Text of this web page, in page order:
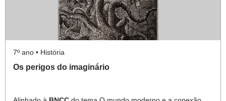
7º ano • História
Os perigos do imaginário